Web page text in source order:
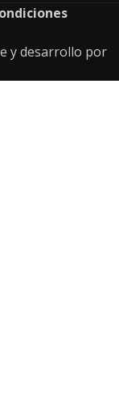
y desarrollo por